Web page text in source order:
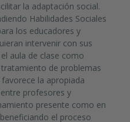
la adaptación social.
Habilidades Sociales
los educadores y
intervenir con sus
aula de clase como
de problemas
la apropiada
profesores y
presente como en
el proceso